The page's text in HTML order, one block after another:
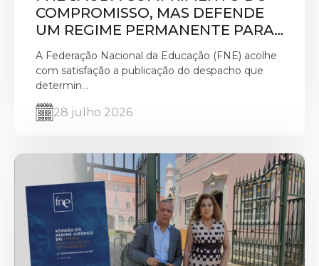
COMPROMISSO, MAS DEFENDE
UM REGIME PERMANENTE PARA
VALORIZAR A FUNÇÃO DE
PROFESSOR CLASSIFICADOR
A Federação Nacional da Educação (FNE) acolhe
com satisfação a publicação do despacho que
determin...
28 julho 2026